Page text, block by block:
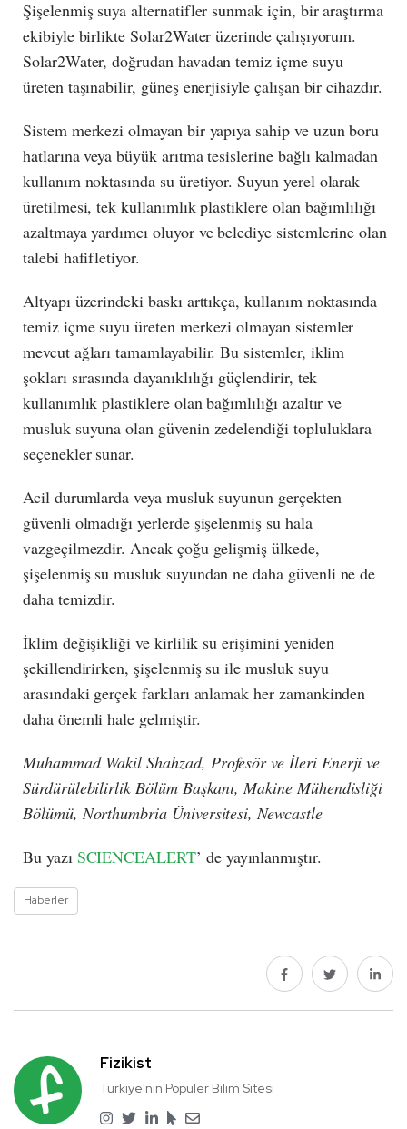
Şişelenmiş suya alternatifler sunmak için, bir araştırma
ekibiyle birlikte Solar2Water üzerinde çalışıyorum.
Solar2Water, doğrudan havadan temiz içme suyu
üreten taşınabilir, güneş enerjisiyle çalışan bir cihazdır.
Sistem merkezi olmayan bir yapıya sahip ve uzun boru
hatlarına veya büyük arıtma tesislerine bağlı kalmadan
kullanım noktasında su üretiyor. Suyun yerel olarak
üretilmesi, tek kullanımlık plastiklere olan bağımlılığı
azaltmaya yardımcı oluyor ve belediye sistemlerine olan
talebi hafifletiyor.
Altyapı üzerindeki baskı arttıkça, kullanım noktasında
temiz içme suyu üreten merkezi olmayan sistemler
mevcut ağları tamamlayabilir. Bu sistemler, iklim
şokları sırasında dayanıklılığı güçlendirir, tek
kullanımlık plastiklere olan bağımlılığı azaltır ve
musluk suyuna olan güvenin zedelendiği topluluklara
seçenekler sunar.
Acil durumlarda veya musluk suyunun gerçekten
güvenli olmadığı yerlerde şişelenmiş su hala
vazgeçilmezdir. Ancak çoğu gelişmiş ülkede,
şişelenmiş su musluk suyundan ne daha güvenli ne de
daha temizdir.
İklim değişikliği ve kirlilik su erişimini yeniden
şekillendirirken, şişelenmiş su ile musluk suyu
arasındaki gerçek farkları anlamak her zamankinden
daha önemli hale gelmiştir.
Muhammad Wakil Shahzad, Profesör ve İleri Enerji ve
Sürdürülebilirlik Bölüm Başkanı, Makine Mühendisliği
Bölümü, Northumbria Üniversitesi, Newcastle
Bu yazı SCIENCEALERT’ de yayınlanmıştır.
Haberler
Fizikist
Türkiye'nin Popüler Bilim Sitesi